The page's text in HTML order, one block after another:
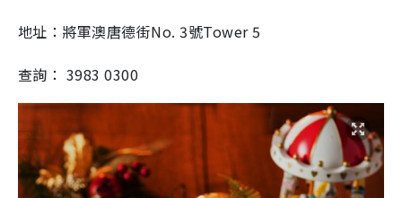
地址：將軍澳唐德街No. 3號Tower 5
查詢： 3983 0300